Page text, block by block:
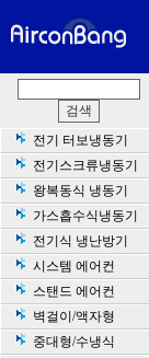
전기 터보냉동기
전기스크류냉동기
왕복동식 냉동기
가스흡수식냉동기
전기식 냉난방기
시스템 에어컨
스탠드 에어컨
벽걸이/액자형
중대형/수냉식